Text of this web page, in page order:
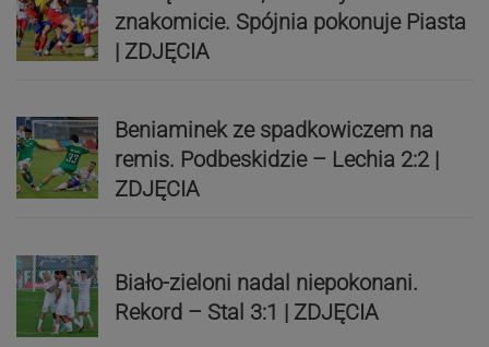
znakomicie. Spójnia pokonuje Piasta
| ZDJĘCIA
Beniaminek ze spadkowiczem na
remis. Podbeskidzie – Lechia 2:2 |
ZDJĘCIA
Biało-zieloni nadal niepokonani.
Rekord – Stal 3:1 | ZDJĘCIA